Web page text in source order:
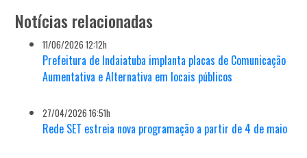
Notícias relacionadas
11/06/2026 12:12h
Prefeitura de Indaiatuba implanta placas de Comunicação
Aumentativa e Alternativa em locais públicos
27/04/2026 16:51h
Rede SET estreia nova programação a partir de 4 de maio